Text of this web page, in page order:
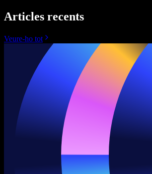
Articles recents
Veure-ho tot